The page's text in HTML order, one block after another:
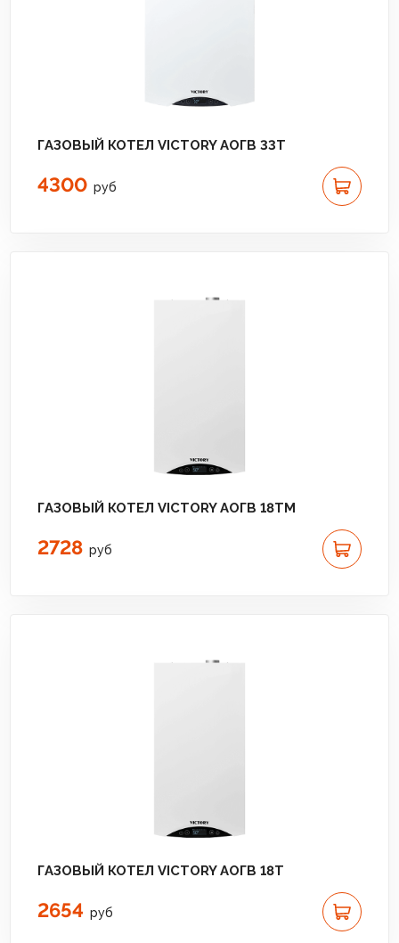
ГАЗОВЫЙ КОТЕЛ VICTORY АОГВ 33T
4300 руб
ГАЗОВЫЙ КОТЕЛ VICTORY АОГВ 18TМ
2728 руб
ГАЗОВЫЙ КОТЕЛ VICTORY АОГВ 18T
2654 руб